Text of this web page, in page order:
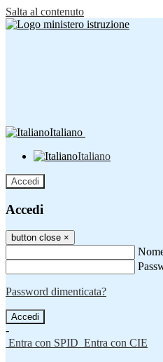
Salta al contenuto
Italiano
Italiano
Accedi
Accedi
button close ×
Password dimenticata?
-
Entra con SPID Entra con CIE